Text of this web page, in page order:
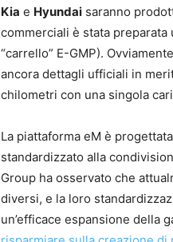
Kia e Hyundai saranno
commerciali è stata preparata
“carrello” E-GMP).
ancora dettagli ufficiali in
chilometri con una singola
La piattaforma eM è
standardizzato alla
Group ha osservato che
diversi, e la loro
un’efficace espansione della